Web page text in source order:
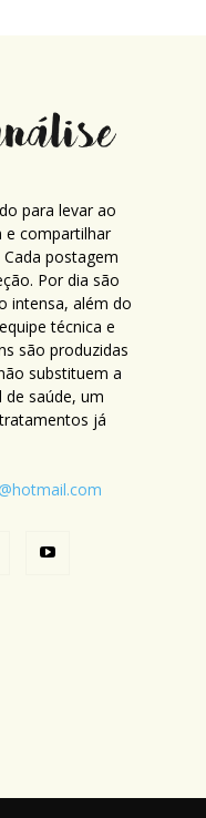
para levar ao
e compartilhar
postagem
Por dia são
intensa, além do
técnica e
são produzidas
substituem a
saúde, um
já